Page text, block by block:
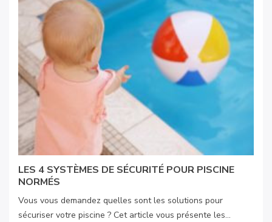
LES 4 SYSTÈMES DE SÉCURITÉ POUR PISCINE
NORMÉS
Vous vous demandez quelles sont les solutions pour
sécuriser votre piscine ? Cet article vous présente les...